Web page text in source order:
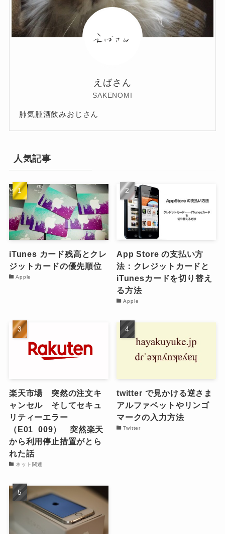
えばさん
SAKENOMI
肺気腫酒飲みおじさん
人気記事
iTunes カード残高とクレ
ジットカードの優先順位
Apple
App Store の支払い方
法：クレジットカードと
iTunesカードを切り替え
る方法
Apple
楽天市場 突然の注文キ
ャンセル そしてセキュ
リティーエラー
（E01_009） 突然楽天
から利用停止措置がとら
れた話
ネット関連
twitter で見かける逆さま
アルファベットやリンゴ
マークの入力方法
Twitter